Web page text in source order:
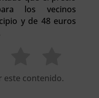
los vecinos
y de 48 euros
este contenido.